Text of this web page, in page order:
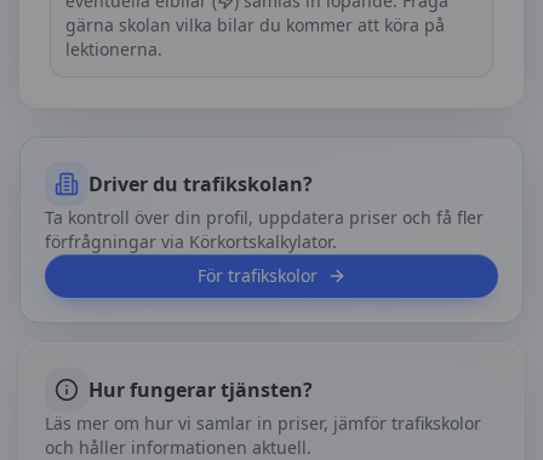
gärna skolan vilka bilar du kommer att köra på
lektionerna.
Driver du trafikskolan?
Ta kontroll över din profil, uppdatera priser och få fler
förfrågningar via Körkortskalkylator.
För trafikskolor
Hur fungerar tjänsten?
Läs mer om hur vi samlar in priser, jämför trafikskolor
och håller informationen aktuell.